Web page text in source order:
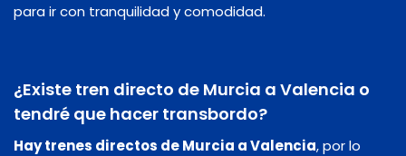
para ir con tranquilidad y comodidad.
¿Existe tren directo de Murcia a Valencia o
tendré que hacer transbordo?
Hay trenes directos de Murcia a Valencia, por lo